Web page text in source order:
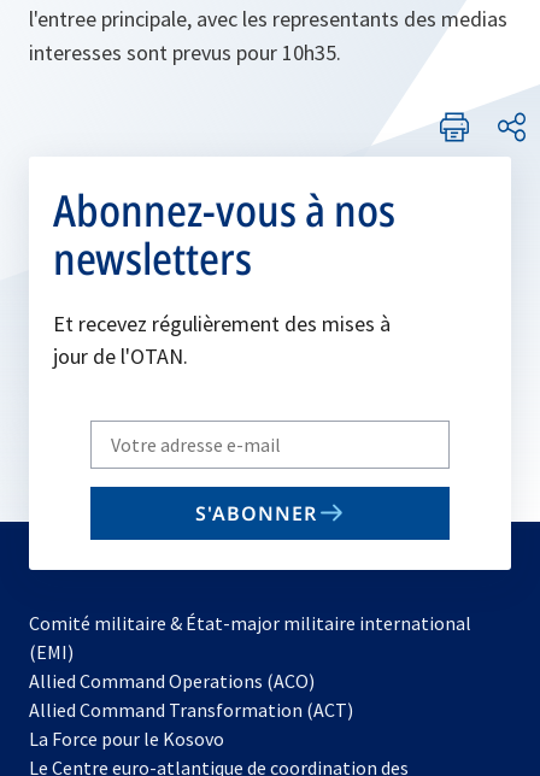
l'entree principale, avec les representants des medias
interesses sont prevus pour 10h35.
Abonnez-vous à nos
newsletters
Et recevez régulièrement des mises à
jour de l'OTAN.
Write
your
email
S'ABONNER
Comité militaire & État-major militaire international
(EMI)
Allied Command Operations (ACO)
dans
nouvel
Allied Command Transformation (ACT)
La Force pour le Kosovo
dans
Le Centre euro-atlantique de coordination des